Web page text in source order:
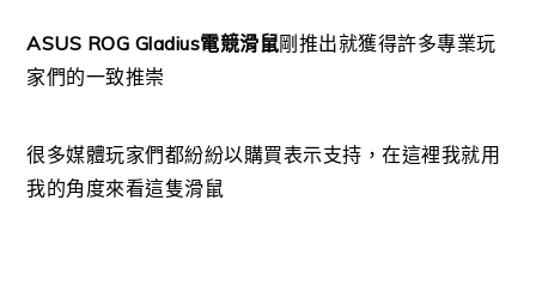
ASUS ROG Gladius電競滑鼠剛推出就獲得許多專業玩
家們的一致推崇
很多媒體玩家們都紛紛以購買表示支持，在這裡我就用
我的角度來看這隻滑鼠